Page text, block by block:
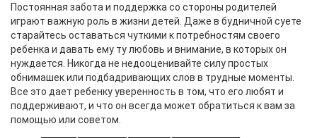
Постоянная забота и поддержка со стороны родителей
играют важную роль в жизни детей. Даже в будничной суете
старайтесь оставаться чуткими к потребностям своего
ребенка и давать ему ту любовь и внимание, в которых он
нуждается. Никогда не недооценивайте силу простых
обнимашек или подбадривающих слов в трудные моменты.
Все это дает ребенку уверенность в том, что его любят и
поддерживают, и что он всегда может обратиться к вам за
помощью или советом.